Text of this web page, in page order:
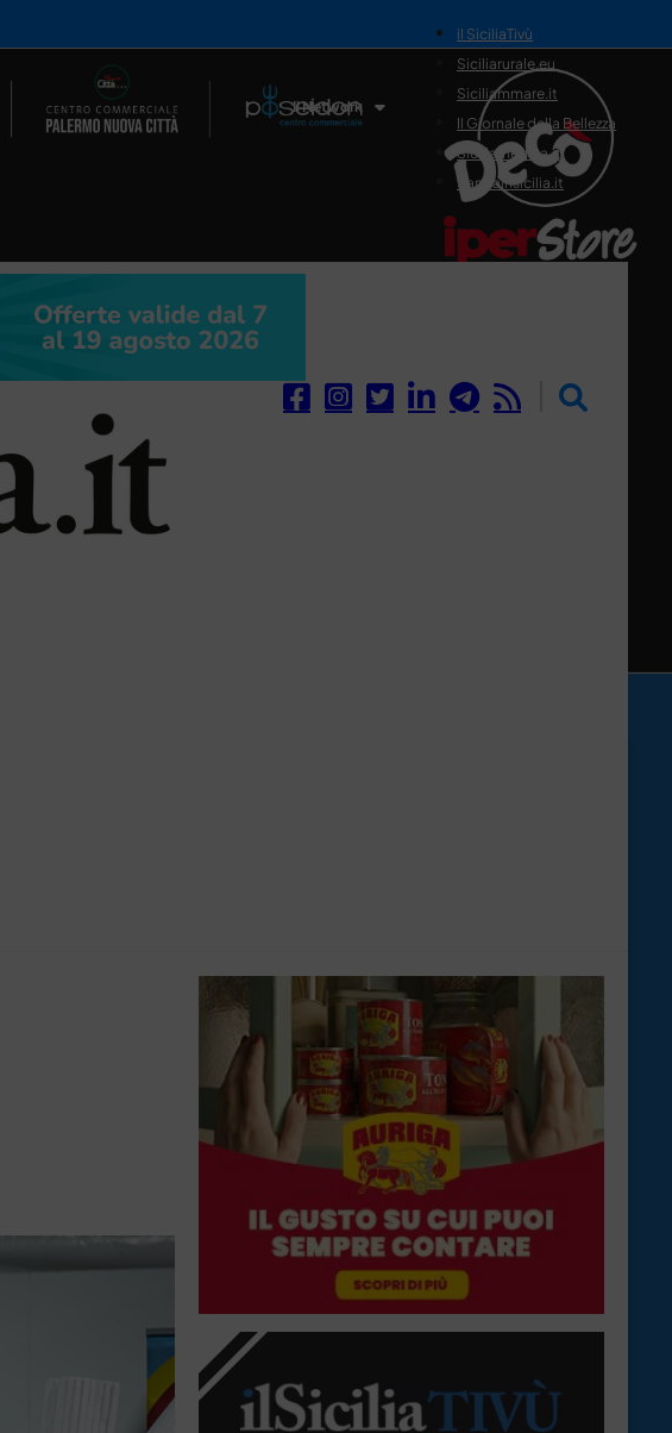
Il Network
il SiciliaTivù
Siciliarurale.eu
Siciliammare.it
Il Giornale della Bellezza
Siciliamedica.it
Sanitainsicilia.it